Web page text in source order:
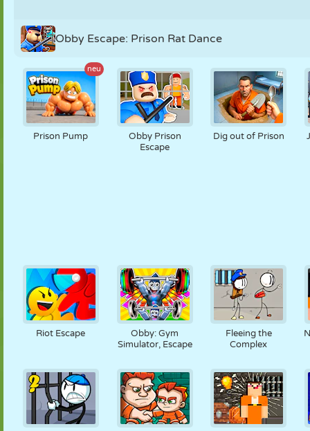
Obby Escape: Prison Rat Dance
neu
Prison Pump
Obby Prison
Escape
Dig out of Prison
Riot Escape
Obby: Gym
Simulator, Escape
Fleeing the
Complex